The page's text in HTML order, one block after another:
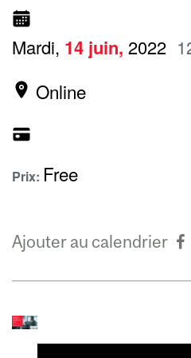
Mardi, 14 juin, 2022
Online
Prix: Free
Ajouter au calendrier